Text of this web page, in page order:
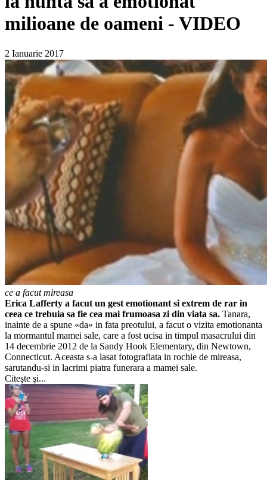
milioane de oameni - VIDEO
2 Ianuarie 2017
ce a facut mireasa
Erica Lafferty a facut un gest emotionant si extrem de rar in
ceea ce trebuia sa fie cea mai frumoasa zi din viata sa. Tanara,
inainte de a spune «da» in fata preotului, a facut o vizita emotionanta
la mormantul mamei sale, care a fost ucisa in timpul masacrului din
14 decembrie 2012 de la Sandy Hook Elementary, din Newtown,
Connecticut. Aceasta s-a lasat fotografiata in rochie de mireasa,
sarutandu-si in lacrimi piatra funerara a mamei sale.
Citeşte şi...